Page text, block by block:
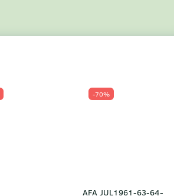
-70%
AFA JUL1961-63-64-